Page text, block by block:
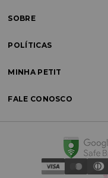
SOBRE
POLÍTICAS
MINHA PETIT
FALE CONOSCO